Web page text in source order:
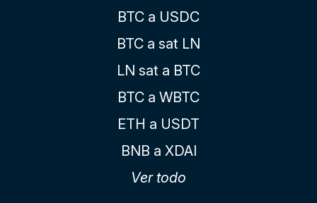
BTC a USDC
BTC a sat LN
LN sat a BTC
BTC a WBTC
ETH a USDT
BNB a XDAI
Ver todo